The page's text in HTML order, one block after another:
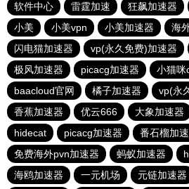
软件中心
雷霆加速 狂飙加速器
小美
小美vpn 小美加速器
海
闪电猫加速器
vp(永久免费)加速器
极风加速器
picacg加速器
小猫咪
baacloud官网
橘子加速器
vp(永
香蕉加速器
优云666 大象加速器
hidecat
picacg加速器
番石榴加
免费海外pvn加速器
蚂蚁加速器
海鸥加速器
一元机场 元链加速器